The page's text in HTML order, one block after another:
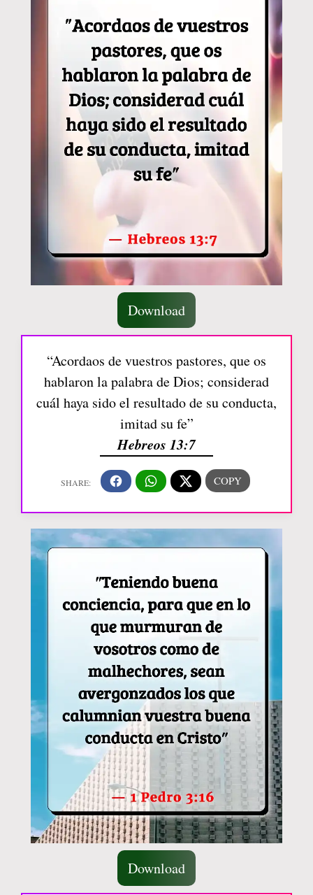
Download
“Acordaos de vuestros pastores, que os
hablaron la palabra de Dios; considerad
cuál haya sido el resultado de su conducta,
imitad su fe”
Hebreos 13:7
Download